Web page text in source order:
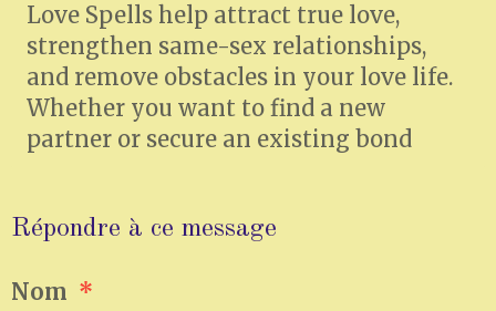
Love Spells help attract true love,
strengthen same-sex relationships,
and remove obstacles in your love life.
Whether you want to find a new
partner or secure an existing bond
Répondre à ce message
Nom